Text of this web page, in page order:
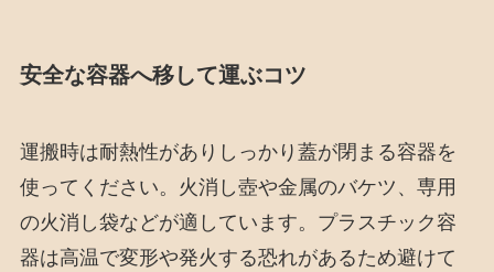
安全な容器へ移して運ぶコツ
運搬時は耐熱性がありしっかり蓋が閉まる容器を
使ってください。火消し壺や金属のバケツ、専用
の火消し袋などが適しています。プラスチック容
器は高温で変形や発火する恐れがあるため避けて